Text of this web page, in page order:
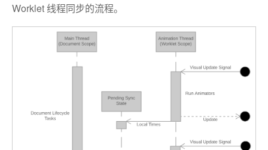
Worklet 线程同步的流程。